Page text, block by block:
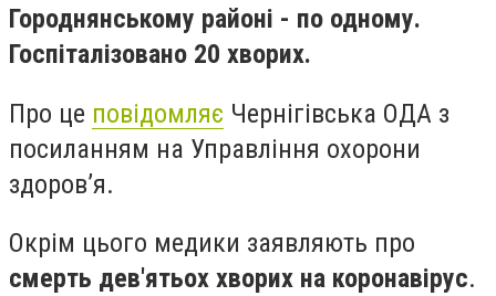
Городнянському районі - по одному.
Госпіталізовано 20 хворих.
Про це повідомляє Чернігівська ОДА з
посиланням на Управління охорони
здоров’я.
Окрім цього медики заявляють про
смерть дев'ятьох хворих на коронавірус.